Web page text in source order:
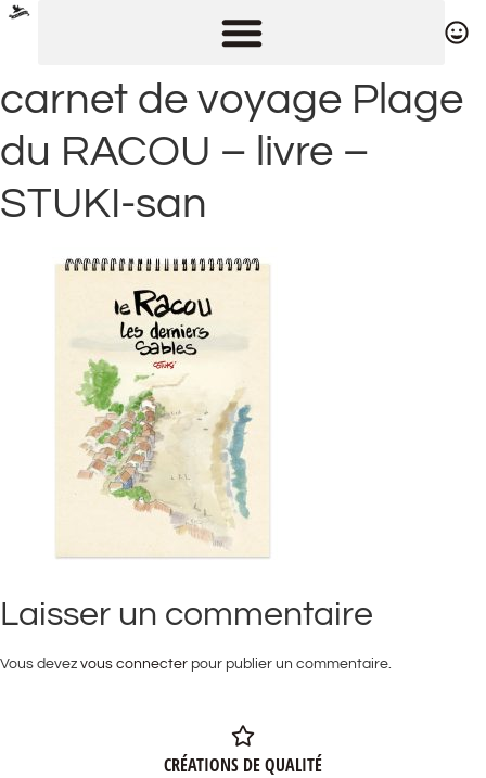
carnet de voyage Plage
du RACOU – livre –
STUKI-san
Laisser un commentaire
Vous devez vous connecter pour publier un commentaire.
CRÉATIONS DE QUALITÉ